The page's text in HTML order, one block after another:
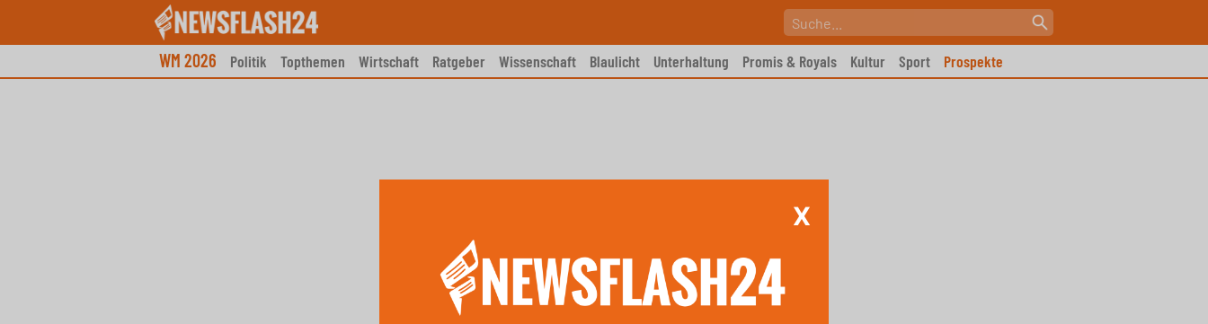
WM 2026 Politik Topthemen Wirtschaft Ratgeber Wissenschaft Blaulicht Unterhaltung Promis & Royals Kultur Sport Prospekte
X